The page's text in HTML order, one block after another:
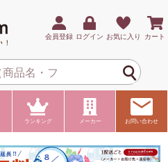
会員登録 ログイン お気に入り カート
ランキング メーカー お問い合わせ